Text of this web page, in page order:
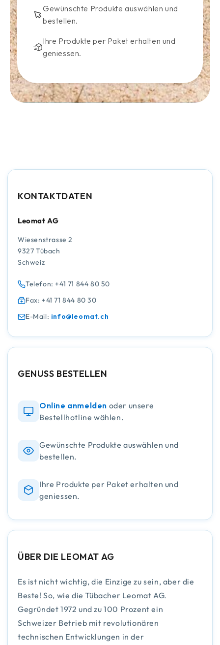
Gewünschte Produkte auswählen und
bestellen.
Ihre Produkte per Paket erhalten und
geniessen.
KONTAKTDATEN
Leomat AG
Wiesenstrasse 2
9327 Tübach
Schweiz
Telefon: +41 71 844 80 50
Fax: +41 71 844 80 30
E-Mail: info@leomat.ch
GENUSS BESTELLEN
Online anmelden oder unsere
Bestellhotline wählen.
Gewünschte Produkte auswählen und
bestellen.
Ihre Produkte per Paket erhalten und
geniessen.
ÜBER DIE LEOMAT AG
Es ist nicht wichtig, die Einzige zu sein, aber die
Beste! So, wie die Tübacher Leomat AG.
Gegründet 1972 und zu 100 Prozent ein
Schweizer Betrieb mit revolutionären
technischen Entwicklungen in der